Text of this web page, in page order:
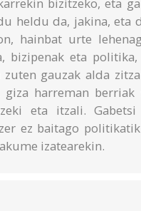
heldu da, jakina, eta
hainbat urte
bizipenak eta
gauzak alda
harreman
eta itzali.
ez baitago
izatearekin.